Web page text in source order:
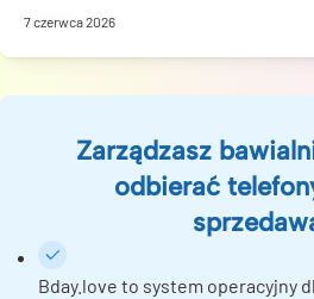
7 czerwca 2026
Zarządzasz
odbierać
Bday.love to system operacyjny